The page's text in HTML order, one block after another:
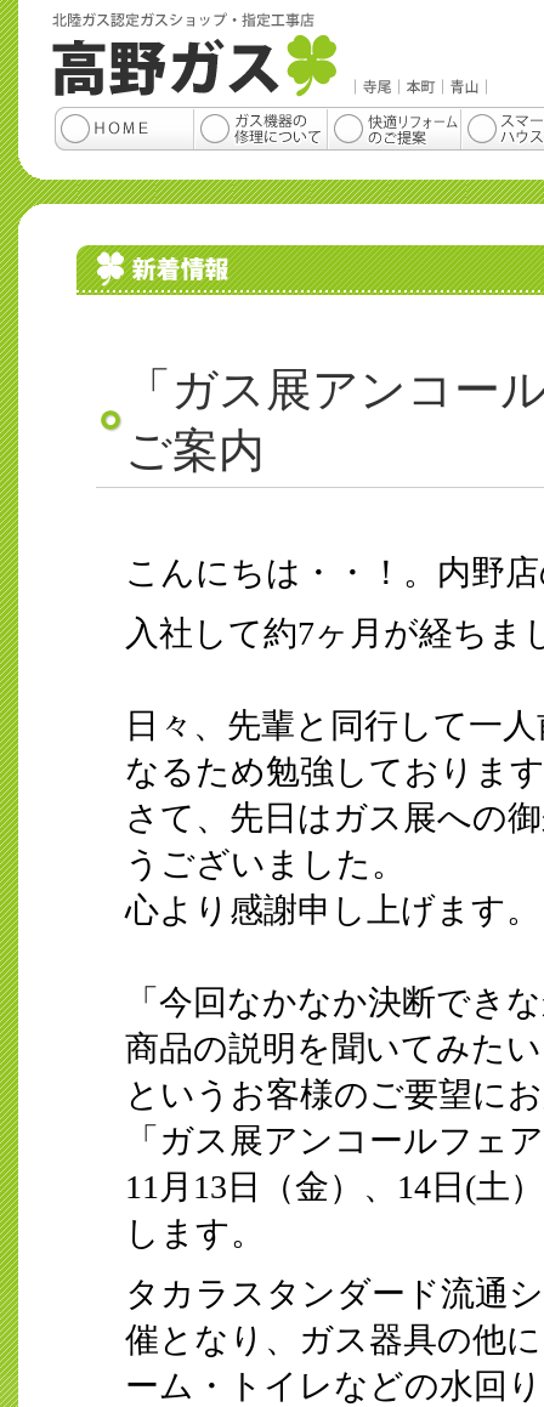
「ガス展アンコー
ご案内
こんにちは・・！。内野
入社して約7ヶ月が経ちま
日々、先輩と同行して一
なるため勉強しておりま
さて、先日はガス展への
うございました。
心より感謝申し上げます。
「今回なかなか決断でき
商品の説明を聞いてみた
というお客様のご要望に
「ガス展アンコールフェ
11月13日（金）、14日(土
します。
タカラスタンダード流通
催となり、ガス器具の他
ーム・トイレなどの水回